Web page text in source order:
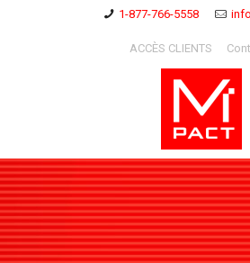
1-877-766-5558
ACCÈS CLIENTS